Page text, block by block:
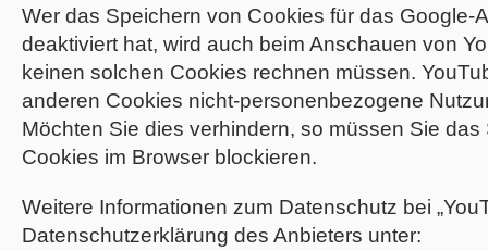
Wer das Speichern von Cookies für das Google-
deaktiviert hat, wird auch beim Anschauen von
keinen solchen Cookies rechnen müssen.
anderen Cookies nicht-personenbezogene
Möchten Sie dies verhindern, so müssen Sie
Cookies im Browser blockieren.
Weitere Informationen zum Datenschutz bei
Datenschutzerklärung des Anbieters unter: